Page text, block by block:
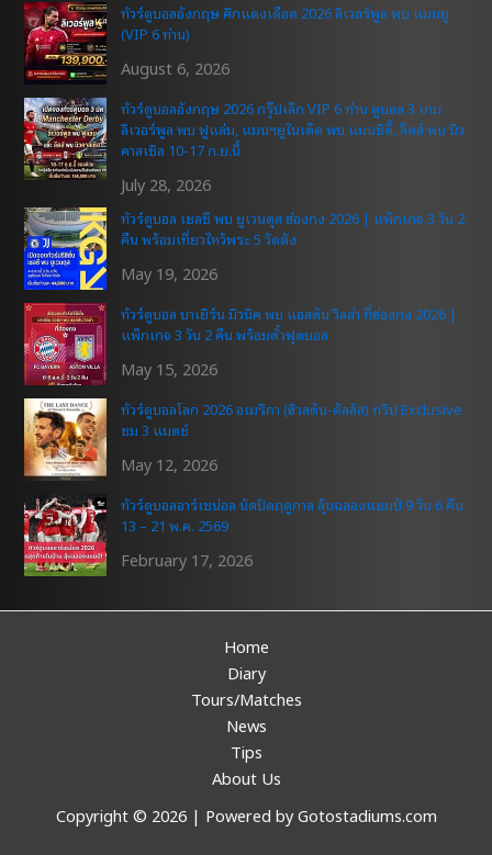
ทัวร์ดูบอลอังกฤษ ศึกแดงเดือด 2026 ลิเวอร์พูล พบ แมนยู
(VIP 6 ท่าน)
August 6, 2026
ทัวร์ดูบอลอังกฤษ 2026 กรุ๊ปเล็ก VIP 6 ท่าน ดูบอล 3 เกม
ลิเวอร์พูล พบ ฟูแล่ม, แมนฯยูไนเต็ด พบ แมนซิตี้, ลีดส์ พบ นิว
คาสเซิล 10-17 ก.ย.นี้
July 28, 2026
ทัวร์ดูบอล เชลซี พบ ยูเวนตุส ฮ่องกง 2026 | แพ็กเกจ 3 วัน 2
คืน พร้อมเที่ยวไหว้พระ 5 วัดดัง
May 19, 2026
ทัวร์ดูบอล บาเยิร์น มิวนิค พบ แอสตัน วิลล่า ที่ฮ่องกง 2026 |
แพ็กเกจ 3 วัน 2 คืน พร้อมตั๋วฟุตบอล
May 15, 2026
ทัวร์ดูบอลโลก 2026 อเมริกา (ฮิวสตัน-ดัลลัส) ทริป Exclusive
ชม 3 แมตช์
May 12, 2026
ทัวร์ดูบอลอาร์เซน่อล นัดปิดฤดูกาล ลุ้นฉลองแชมป์ 9 วัน 6 คืน
13 – 21 พ.ค. 2569
February 17, 2026
Home
Diary
Tours/Matches
News
Tips
About Us
Copyright © 2026 | Powered by Gotostadiums.com